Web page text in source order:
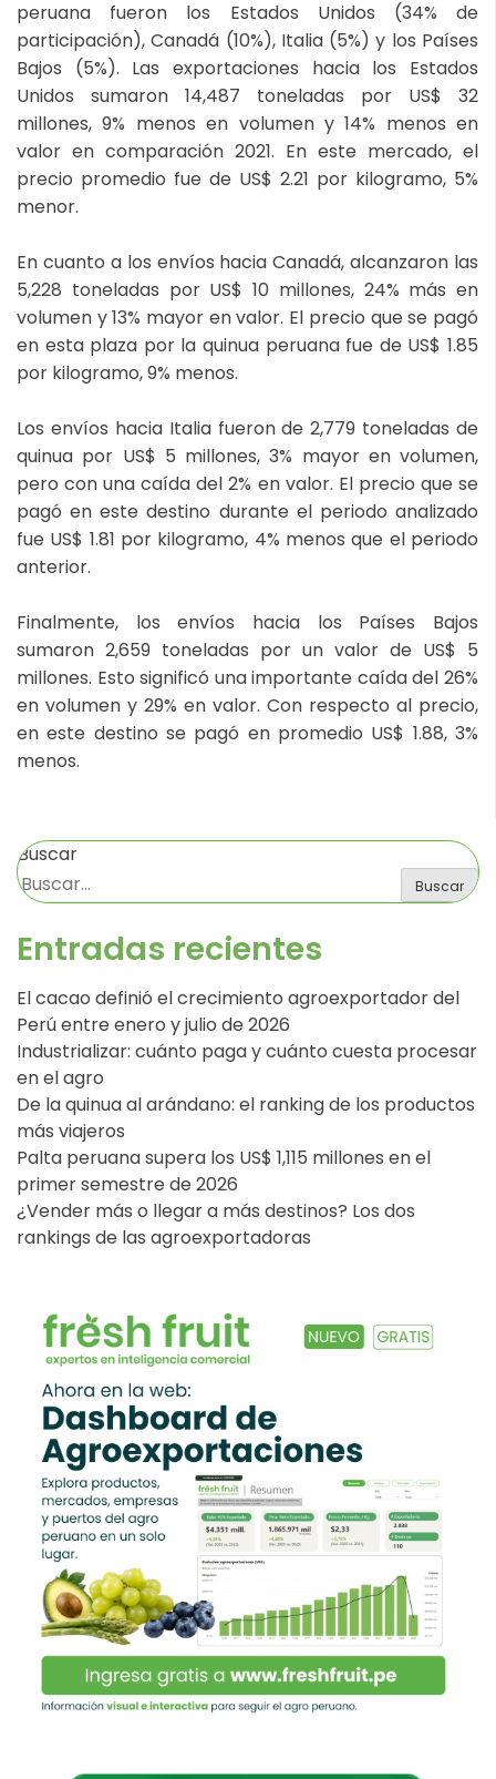
peruana fueron los Estados Unidos (34% de
participación), Canadá (10%), Italia (5%) y los Países
Bajos (5%). Las exportaciones hacia los Estados
Unidos sumaron 14,487 toneladas por US$ 32
millones, 9% menos en volumen y 14% menos en
valor en comparación 2021. En este mercado, el
precio promedio fue de US$ 2.21 por kilogramo, 5%
menor.
En cuanto a los envíos hacia Canadá, alcanzaron las
5,228 toneladas por US$ 10 millones, 24% más en
volumen y 13% mayor en valor. El precio que se pagó
en esta plaza por la quinua peruana fue de US$ 1.85
por kilogramo, 9% menos.
Los envíos hacia Italia fueron de 2,779 toneladas de
quinua por US$ 5 millones, 3% mayor en volumen,
pero con una caída del 2% en valor. El precio que se
pagó en este destino durante el periodo analizado
fue US$ 1.81 por kilogramo, 4% menos que el periodo
anterior.
Finalmente, los envíos hacia los Países Bajos
sumaron 2,659 toneladas por un valor de US$ 5
millones. Esto significó una importante caída del 26%
en volumen y 29% en valor. Con respecto al precio,
en este destino se pagó en promedio US$ 1.88, 3%
menos.
Buscar
Buscar
Entradas recientes
El cacao definió el crecimiento agroexportador del
Perú entre enero y julio de 2026
Industrializar: cuánto paga y cuánto cuesta procesar
en el agro
De la quinua al arándano: el ranking de los productos
más viajeros
Palta peruana supera los US$ 1,115 millones en el
primer semestre de 2026
¿Vender más o llegar a más destinos? Los dos
rankings de las agroexportadoras